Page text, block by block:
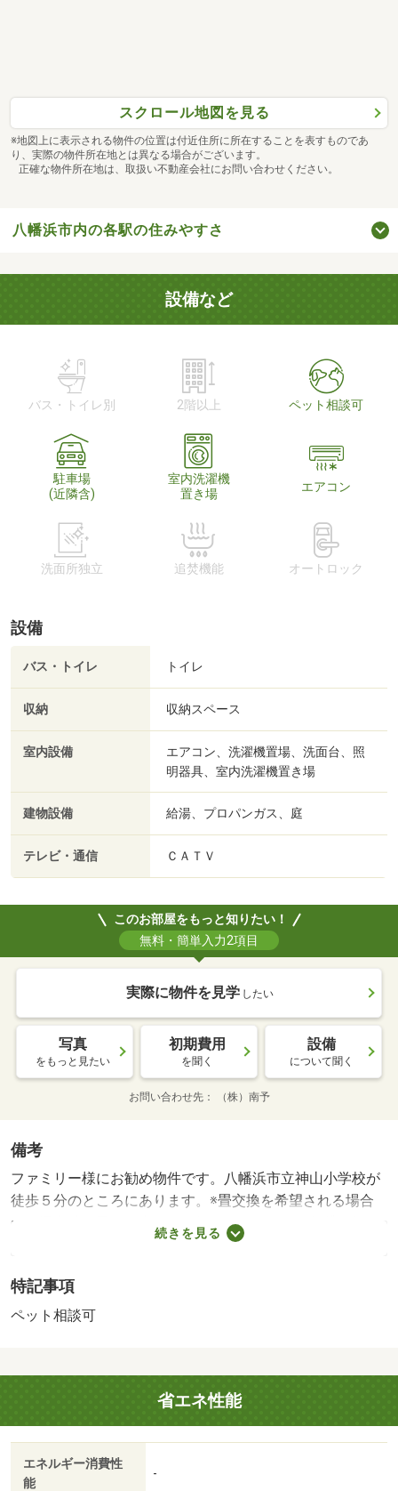
スクロール地図を見る
※地図上に表示される物件の位置は付近住所に所在することを表すものであ
り、実際の物件所在地とは異なる場合がございます。
正確な物件所在地は、取扱い不動産会社にお問い合わせください。
八幡浜市内の各駅の住みやすさ
設備など
バス・トイレ別 2階以上 ペット相談可
駐車場
(近隣含)
室内洗濯機
置き場
エアコン
洗面所独立 追焚機能 オートロック
設備
バス・トイレ トイレ
収納 収納スペース
室内設備
エアコン、洗濯機置場、洗面台、照
明器具、室内洗濯機置き場
建物設備 給湯、プロパンガス、庭
テレビ・通信 ＣＡＴＶ
このお部屋をもっと知りたい！
無料・簡単入力2項目
実際に物件を見学 したい
写真
をもっと見たい
初期費用
を聞く
設備
について聞く
お問い合わせ先 （株）南予
備考
ファミリー様にお勧め物件です。八幡浜市立神山小学校が
徒歩５分のところにあります。※畳交換を希望される場合
は、退去時に畳代の半額を負担して頂くこと・賃貸保証
等：加入要（初回保証料：月額賃料等の５０％（最低保証
の１．５％（最低保証料：５００円））・ペット条件：小
型犬可・◆即時入居可◆ペット可物件！（猫のみ）・・・
続きを見る
特記事項
ペット相談可
省エネ性能
エネルギー消費性
能
-